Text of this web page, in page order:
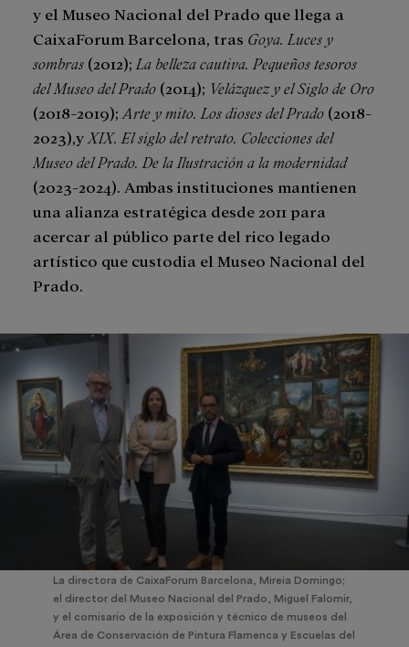
y el Museo Nacional del Prado que llega a
CaixaForum Barcelona, tras Goya. Luces y
sombras (2012); La belleza cautiva. Pequeños tesoros
del Museo del Prado (2014); Velázquez y el Siglo de Oro
(2018-2019); Arte y mito. Los dioses del Prado (2018-
2023),y XIX. El siglo del retrato. Colecciones del
Museo del Prado. De la Ilustración a la modernidad
(2023-2024). Ambas instituciones mantienen
una alianza estratégica desde 2011 para
acercar al público parte del rico legado
artístico que custodia el Museo Nacional del
Prado.
La directora de CaixaForum Barcelona, Mireia Domingo;
el director del Museo Nacional del Prado, Miguel Falomir,
y el comisario de la exposición y técnico de museos del
Área de Conservación de Pintura Flamenca y Escuelas del